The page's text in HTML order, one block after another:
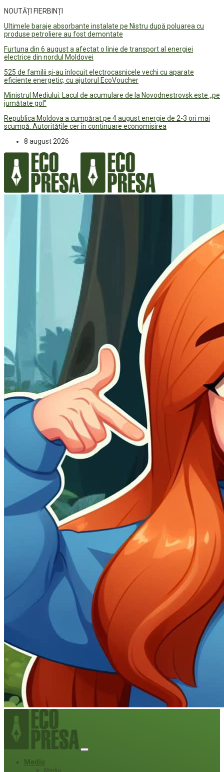
NOUTĂȚI FIERBINȚI
Ultimele baraje absorbante instalate pe Nistru după poluarea cu
produse petroliere au fost demontate
Furtuna din 6 august a afectat o linie de transport al energiei
electrice din nordul Moldovei
525 de familii și-au înlocuit electrocasnicele vechi cu aparate
eficiente energetic, cu ajutorul EcoVoucher
Ministrul Mediului: Lacul de acumulare de la Novodnestrovsk este „pe
jumătate gol”
Republica Moldova a cumpărat pe 4 august energie de 2-3 ori mai
scumpă. Autoritățile cer în continuare economisirea
8 august 2026
Mediu
Mediu